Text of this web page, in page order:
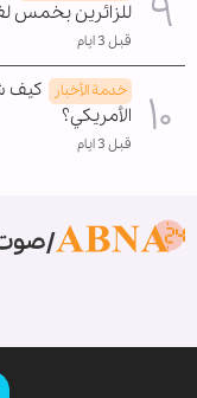
للزائرين بخمس
قبل 3 ايام
خدمة الأخبار
كيف
الأمريكي؟
قبل 3 ايام
صوت